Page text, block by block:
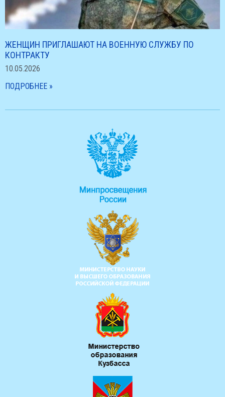
ЖЕНЩИН ПРИГЛАШАЮТ НА ВОЕННУЮ СЛУЖБУ ПО
КОНТРАКТУ
10.05.2026
ПОДРОБНЕЕ »